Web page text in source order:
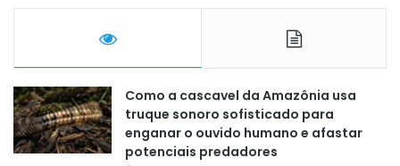
Como a cascavel da Amazônia usa
truque sonoro sofisticado para
enganar o ouvido humano e afastar
potenciais predadores